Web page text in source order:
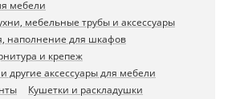
мебели
мебельные трубы и аксессуары
наполнение для шкафов
и крепеж
другие аксессуары для мебели
Кушетки и раскладушки